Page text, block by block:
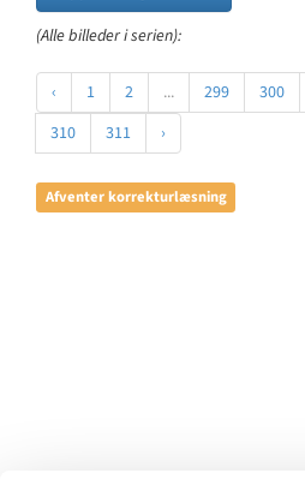
(Alle billeder i serien):
‹ 1 2 ... 299 300
310
311 ›
Afventer korrekturlæsning